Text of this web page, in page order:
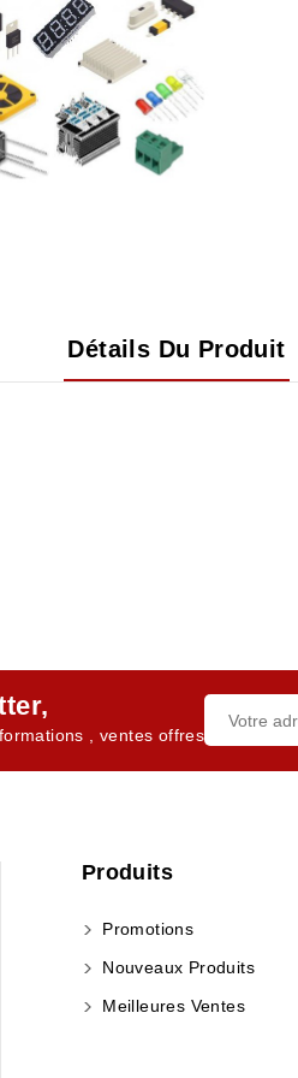
Détails Du Produit
, ventes offres
Produits
Promotions
Nouveaux Produits
Meilleures Ventes